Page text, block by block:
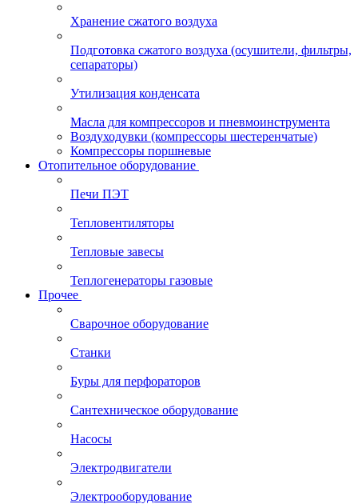
Хранение сжатого воздуха
Подготовка сжатого воздуха (осушители, фильтры,
сепараторы)
Утилизация конденсата
Масла для компрессоров и пневмоинструмента
Воздуходувки (компрессоры шестеренчатые)
Компрессоры поршневые
Отопительное оборудование
Печи ПЭТ
Тепловентиляторы
Тепловые завесы
Теплогенераторы газовые
Прочее
Сварочное оборудование
Станки
Буры для перфораторов
Сантехническое оборудование
Насосы
Электродвигатели
Электрооборудование